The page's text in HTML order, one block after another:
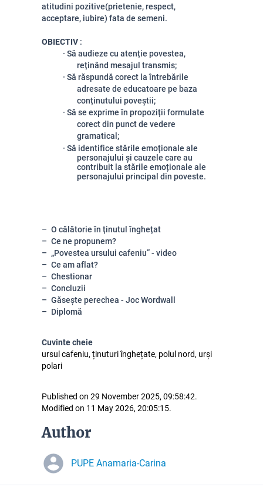
atitudini pozitive(prietenie, respect,
acceptare, iubire) fata de semeni.
OBIECTIV :
· Să audieze cu atenție povestea,
reținând mesajul transmis;
· Să răspundă corect la întrebările
adresate de educatoare pe baza
conținutului poveștii;
· Să se exprime în propoziții formulate
corect din punct de vedere
gramatical;
· Să identifice stările emoționale ale
personajului și cauzele care au
contribuit la stările emoționale ale
personajului principal din poveste.
O călătorie în ținutul înghețat
Ce ne propunem?
„Povestea ursului cafeniu” - video
Ce am aflat?
Chestionar
Concluzii
Găsește perechea - Joc Wordwall
Diplomă
Cuvinte cheie
ursul cafeniu, ținuturi înghețate, polul nord, urși
polari
Published on 29 November 2025, 09:58:42.
Modified on 11 May 2026, 20:05:15.
Author
PUPE Anamaria-Carina